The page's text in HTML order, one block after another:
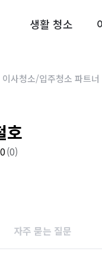
생활 청소
이사청소/입주청소 파트너
호
(0)
자주 묻는 질문